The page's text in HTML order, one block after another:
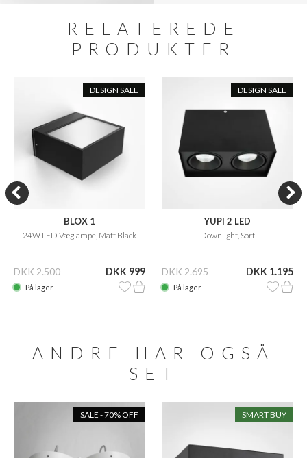
RELATEREDE
PRODUKTER
DESIGN SALE
BLOX 1
24W LED Væglampe, Matt Black
DKK 2.500 DKK 999
På lager
DESIGN SALE
YUPI 2 LED
Downlight, Sort
DKK 2.695 DKK 1.195
På lager
ANDRE HAR OGSÅ
SET
SALE - 70% OFF SMART BUY